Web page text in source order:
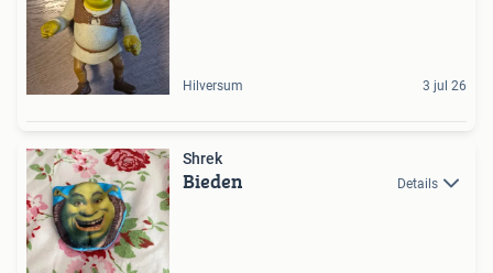
Hilversum 3 jul 26
Shrek
Bieden Details